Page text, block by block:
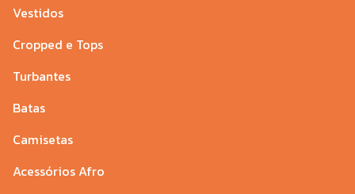
Vestidos
Cropped e Tops
Turbantes
Batas
Camisetas
Acessórios Afro